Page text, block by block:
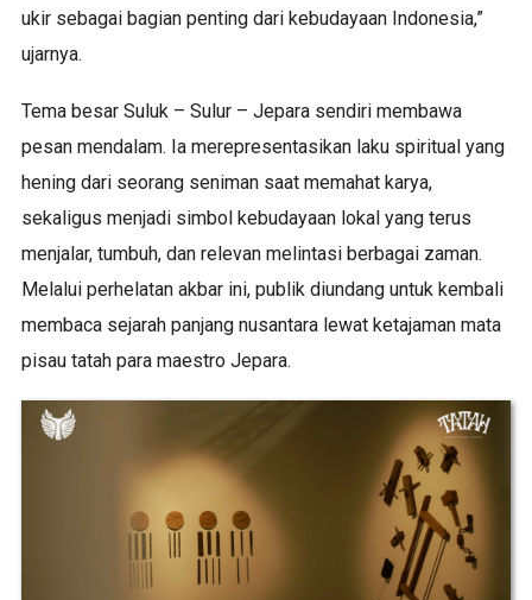
ukir sebagai bagian penting dari kebudayaan Indonesia,”
ujarnya.
Tema besar Suluk – Sulur – Jepara sendiri membawa
pesan mendalam. Ia merepresentasikan laku spiritual yang
hening dari seorang seniman saat memahat karya,
sekaligus menjadi simbol kebudayaan lokal yang terus
menjalar, tumbuh, dan relevan melintasi berbagai zaman.
Melalui perhelatan akbar ini, publik diundang untuk kembali
membaca sejarah panjang nusantara lewat ketajaman mata
pisau tatah para maestro Jepara.